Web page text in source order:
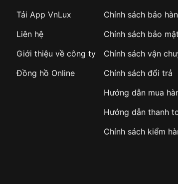
Tải App VnLux
Liên hệ
Giới thiệu về công ty
Đồng hồ Online
Chính sách bảo
Chính sách bảo mật
Chính sách vận
Chính sách đổi trả
Hướng dẫn mua
Hướng dẫn thanh
Chính sách kiểm